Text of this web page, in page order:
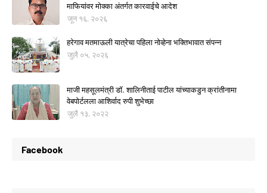
माफियांवर मोक्का अंतर्गत कारवाईचे आदेश
जून १६, २०२६
हरेगाव मतमाऊली यात्रेचा पहिला नोव्हेना भक्तिभावात संपन्न
जुलै ०५, २०२६
माजी महसूलमंत्री डॉ. शालिनीताई पाटील यांच्याकडुन क्रांतीनामा
वेबपोर्टलला आशिर्वाद रुपी शुभेच्छा
जुलै १३, २०२२
Facebook